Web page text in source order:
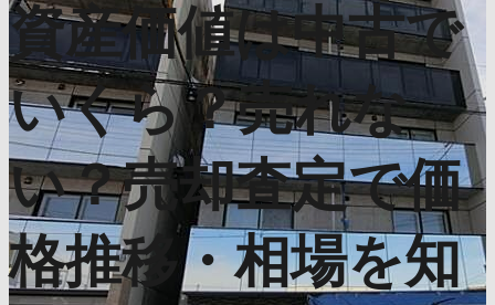
資産価値は中古で
いくら？売れな
い？売却査定で価
格推移・相場を知